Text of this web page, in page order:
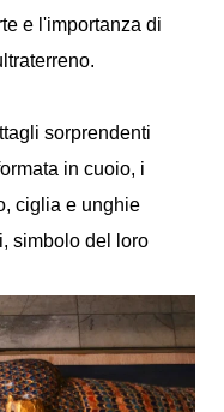
e l'importanza di
sorprendenti
in cuoio, i
ciglia e unghie
simbolo del loro